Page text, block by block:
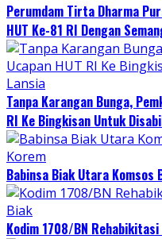
Perumdam Tirta Dharma
HUT Ke-81 RI Dengan
Tanpa Karangan Bunga,
RI Ke Bingkisan Untuk
Babinsa Biak Utara Komsos
Kodim 1708/BN